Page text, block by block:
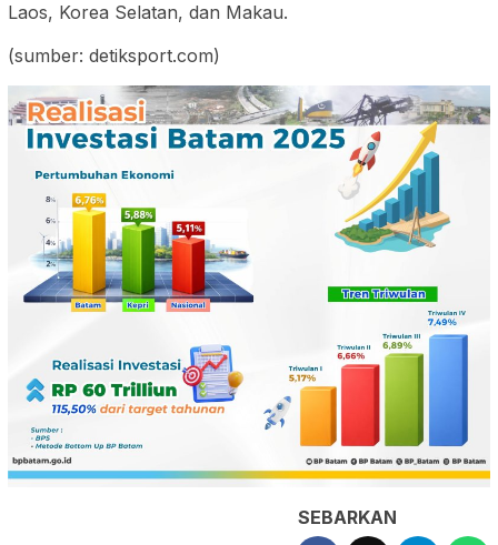
Laos, Korea Selatan, dan Makau.
(sumber: detiksport.com)
SEBARKAN